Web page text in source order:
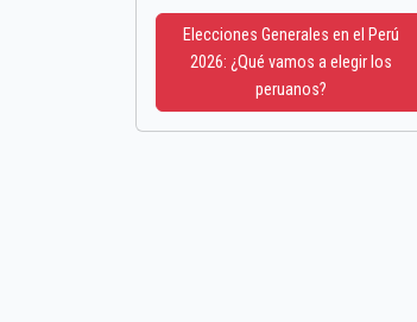
Elecciones Generales en el Perú
2026: ¿Qué vamos a elegir los
peruanos?